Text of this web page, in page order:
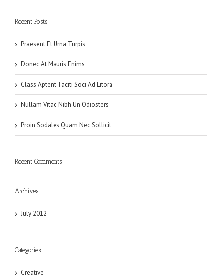
Recent Posts
Praesent Et Urna Turpis
Donec At Mauris Enims
Class Aptent Taciti Soci Ad Litora
Nullam Vitae Nibh Un Odiosters
Proin Sodales Quam Nec Sollicit
Recent Comments
Archives
July 2012
Categories
Creative